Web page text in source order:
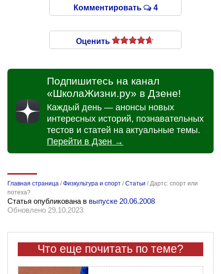
Комментировать 4
Оценить
Подпишитесь на канал
«ШколаЖизни.ру» в Дзене!
Каждый день — анонсы новых
интересных историй, познавательных
тестов и статей на актуальные темы.
Перейти в Дзен →
Главная страница /Физкультура и спорт /Статьи /Дартс: спорт или
потеха?
Статья опубликована в выпуске 20.06.2008
Обновлено 29.10.2023
Что еще почитать по теме?